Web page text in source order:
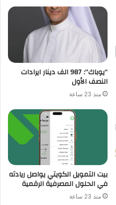
“يوباك”: 987 الف دينار ايرادات
النصف الأول
منذ 23 ساعة
بيت التمويل الكويتي يواصل ريادته
في الحلول المصرفية الرقمية
منذ 23 ساعة